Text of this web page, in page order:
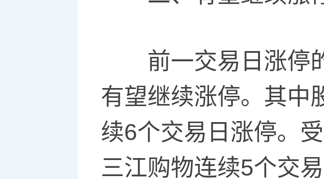
前一交易日涨停
有望继续涨停。其中
续6个交易日涨停。
三江购物连续5个交易